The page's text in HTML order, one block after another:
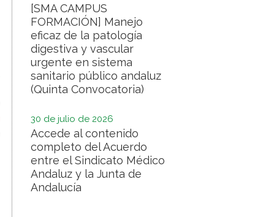
[SMA CAMPUS
FORMACIÓN] Manejo
eficaz de la patología
digestiva y vascular
urgente en sistema
sanitario público andaluz
(Quinta Convocatoria)
30 de julio de 2026
Accede al contenido
completo del Acuerdo
entre el Sindicato Médico
Andaluz y la Junta de
Andalucía